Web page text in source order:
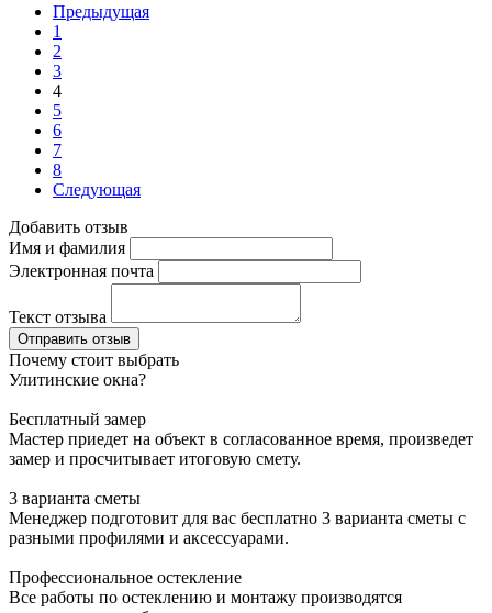
Предыдущая
1
2
3
4
5
6
7
8
Следующая
Добавить отзыв
Имя и фамилия
Электронная почта
Текст отзыва
Отправить отзыв
Почему стоит выбрать
Улитинские окна?
Бесплатный замер
Мастер приедет на объект в согласованное время, произведет
замер и просчитывает итоговую смету.
3 варианта сметы
Менеджер подготовит для вас бесплатно 3 варианта сметы с
разными профилями и аксессуарами.
Профессиональное остекление
Все работы по остеклению и монтажу производятся